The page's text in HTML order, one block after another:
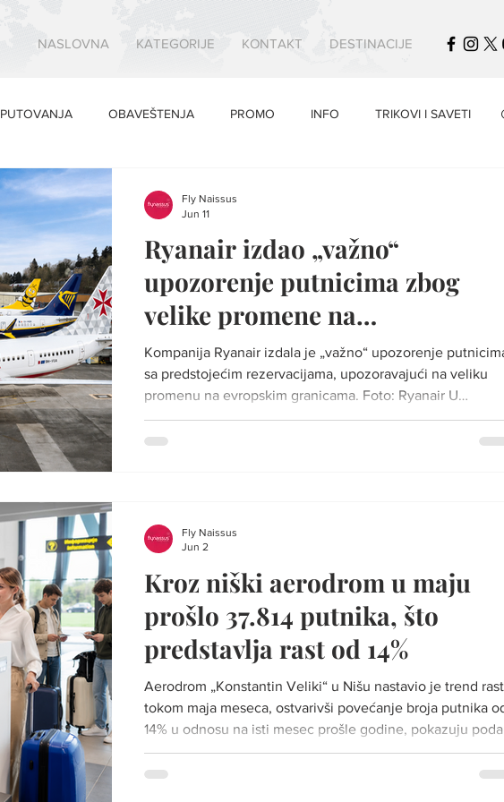
NASLOVNA KATEGORIJE KONTAKT DESTINACIJE
PUTOVANJA OBAVEŠTENJA PROMO INFO TRIKOVI I SAVETI
Ryanair izdao „važno“
upozorenje putnicima zbog
velike promene na
aerodromima
Kompanija Ryanair izdala je „važno“ upozorenje
sa predstojećim rezervacijama, upozoravajući na veliku
promenu na evropskim granicama. Foto: Ryanair U
mejlovima poslatim korisnicima, avio-kompanija Ryanair
objasnila da je novi sistem ulaska i izlaska iz Evropske
saopštenju kompanije, Ryanair je naveo
Fly Naissus
Jun 11
Kroz niški aerodrom u maju
prošlo 37.814 putnika, što
predstavlja rast od 14%
Aerodrom „Konstantin Veliki“ u Nišu nastavio je trend
tokom maja meseca, ostvarivši povećanje broja putnika
14% u odnosu na isti mesec prošle godine, pokazuju
„Aerodroma Srbije“. Foto: Ilustracija Prema zvaničnoj
statistici preduzeća Aerodromi Srbije, kroz niški aerodrom
Fly Naissus
Jun 2